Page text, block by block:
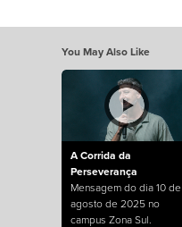
You May Also Like
A Corrida da
Perseverança
Mensagem do dia 10 de
agosto de 2025 no
campus Zona Sul.